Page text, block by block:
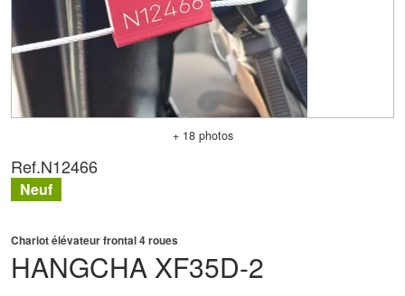
+ 18 photos
HANGCHA XF35D-2
Chariot élévateur frontal 4 roues
Ref.N12466
Neuf